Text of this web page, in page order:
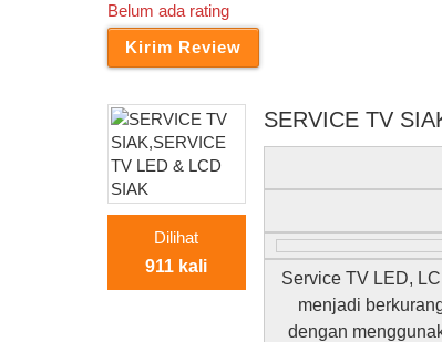
Belum ada rating
Dilihat
911 kali
SERVICE TV
Service TV LED,
menjadi
dengan